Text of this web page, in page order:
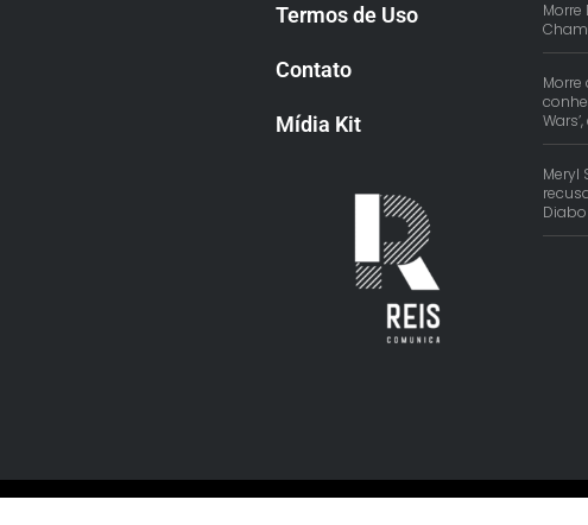
Termos de Uso
Contato
Mídia Kit
Morre
Meryl
Diabo
©